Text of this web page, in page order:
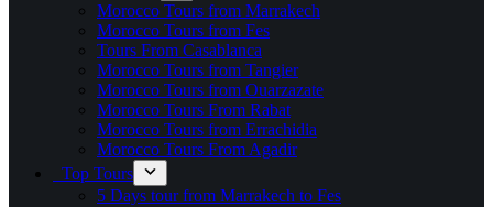
Morocco Tours from Marrakech
Morocco Tours from Fes
Tours From Casablanca
Morocco Tours from Tangier
Morocco Tours from Ouarzazate
Morocco Tours From Rabat
Morocco Tours from Errachidia
Morocco Tours From Agadir
Top Tours
5 Days tour from Marrakech to Fes